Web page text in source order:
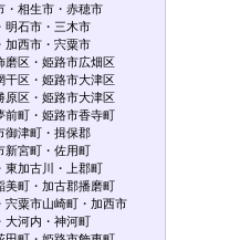
・相生市・赤穂市
明石市・三木市
加西市・宍粟市
磨区・姫路市広畑区
干区・姫路市大津区
原区・姫路市大津区
前町・姫路市香寺町
御津町・揖保郡
新宮町・佐用町
東加古川・上郡町
美町・加古郡播磨町
宍粟市山崎町・加西市
大河内・神河町